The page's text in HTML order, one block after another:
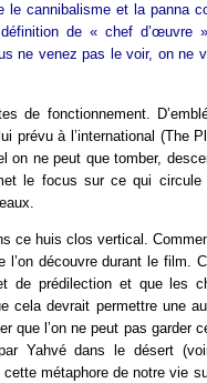
le cannibalisme et la panna
de « chef d’œuvre
ne venez pas le voir, on ne
de fonctionnement.
prévu à l’international (The
on ne peut que tomber,
le focus sur ce qui circule
ce huis clos vertical.
découvre durant le film.
de prédilection et que les
cela devrait permettre une
que l’on ne peut pas garder
Yahvé dans le désert
métaphore de notre vie